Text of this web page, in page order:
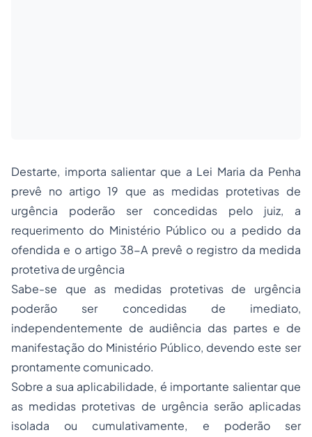
Destarte, importa salientar que a Lei Maria da Penha
prevê no artigo 19 que as medidas protetivas de
urgência poderão ser concedidas pelo juiz, a
requerimento do Ministério Público ou a pedido da
ofendida e o artigo 38-A prevê o registro da medida
protetiva de urgência
Sabe-se que as medidas protetivas de urgência
poderão ser concedidas de imediato,
independentemente de audiência das partes e de
manifestação do Ministério Público, devendo este ser
prontamente comunicado.
Sobre a sua aplicabilidade, é importante salientar que
as medidas protetivas de urgência serão aplicadas
isolada ou cumulativamente, e poderão ser